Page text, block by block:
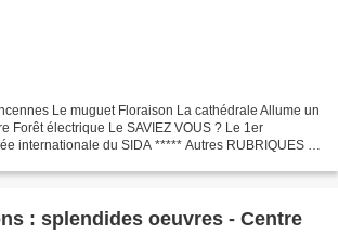
Le muguet Floraison La cathédrale Allume un
Forêt électrique Le SAVIEZ VOUS ? Le 1er
internationale du SIDA ***** Autres RUBRIQUES à
: splendides oeuvres - Centre